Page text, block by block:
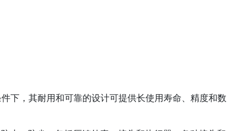
下，其耐用和可靠的设计可提供长使用寿命、精度和数